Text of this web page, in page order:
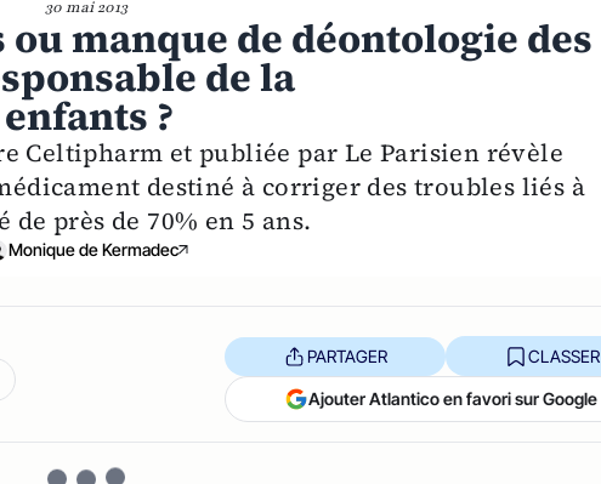
30 mai 2013
manque de déontologie des
de la
?
Celtipharm et publiée par Le Parisien révèle
destiné à corriger des troubles liés à
près de 70% en 5 ans.
Monique de Kermadec
PARTAGER CLASSER
Ajouter Atlantico en favori sur Google